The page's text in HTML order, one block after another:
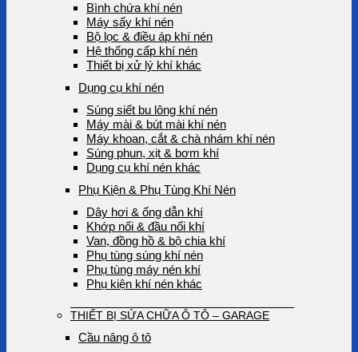
Bình chứa khí nén
Máy sấy khí nén
Bộ lọc & điều áp khí nén
Hệ thống cấp khí nén
Thiết bị xử lý khí khác
Dụng cụ khí nén
Súng siết bu lông khí nén
Máy mài & bút mài khí nén
Máy khoan, cắt & chà nhám khí nén
Súng phun, xịt & bơm khí
Dụng cụ khí nén khác
Phụ Kiện & Phụ Tùng Khí Nén
Dây hơi & ống dẫn khí
Khớp nối & đầu nối khí
Van, đồng hồ & bộ chia khí
Phụ tùng súng khí nén
Phụ tùng máy nén khí
Phụ kiện khí nén khác
THIẾT BỊ SỬA CHỮA Ô TÔ – GARAGE
Cầu nâng ô tô